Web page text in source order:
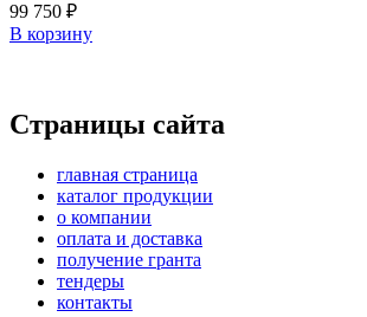
99 750 ₽
В корзину
Страницы сайта
главная страница
каталог продукции
о компании
оплата и доставка
получение гранта
тендеры
контакты